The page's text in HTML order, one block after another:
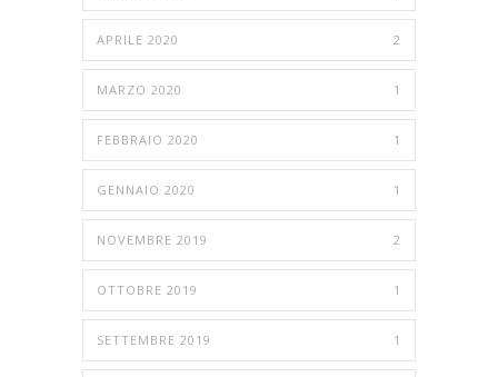
APRILE 2020 2
MARZO 2020 1
FEBBRAIO 2020 1
GENNAIO 2020 1
NOVEMBRE 2019 2
OTTOBRE 2019 1
SETTEMBRE 2019 1